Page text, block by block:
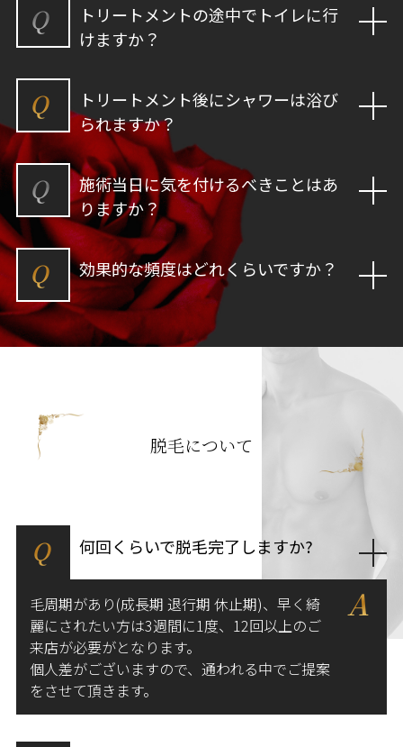
Q
トリートメントの途中でトイレに行
けますか？
Q
トリートメント後にシャワーは浴び
られますか？
Q
施術当日に気を付けるべきことはあ
りますか？
Q 効果的な頻度はどれくらいですか？
脱毛について
Q 何回くらいで脱毛完了しますか?
A
毛周期があり(成長期 退行期 休止期)、早く綺
麗にされたい方は3週間に1度、12回以上のご
来店が必要がとなります。
個人差がございますので、通われる中でご提案
をさせて頂きます。